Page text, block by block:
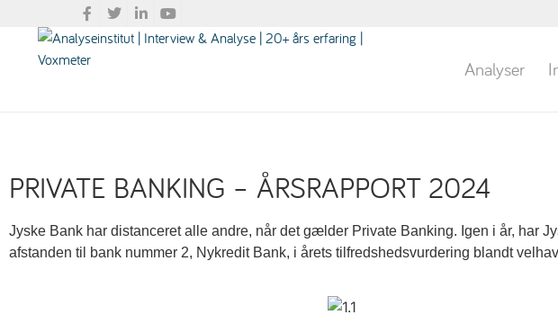
Analyser
PRIVATE BANKING – ÅRSRAPPORT 2024
Jyske Bank har distanceret alle andre, når det gælder Private Banking. Igen i år, har
afstanden til bank nummer 2, Nykredit Bank, i årets tilfredshedsvurdering blandt